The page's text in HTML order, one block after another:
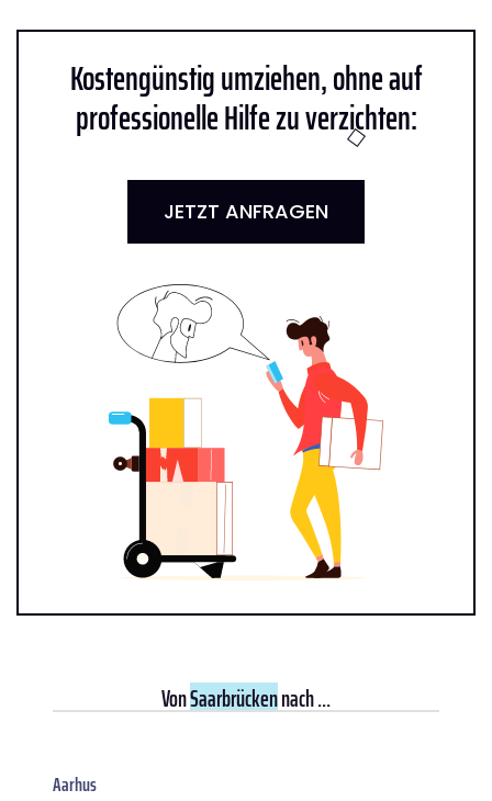
Kostengünstig umziehen, ohne auf
professionelle Hilfe zu verzichten:
JETZT ANFRAGEN
VonSaarbrückennach ...
Aarhus